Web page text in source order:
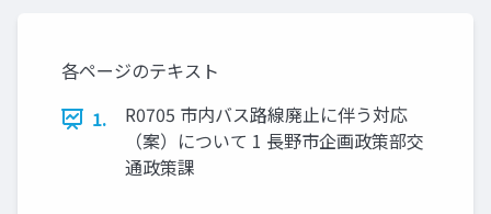
各ページのテキスト
1.
R0705 市内バス路線廃止に伴う対応
（案）について 1 長野市企画政策部交
通政策課